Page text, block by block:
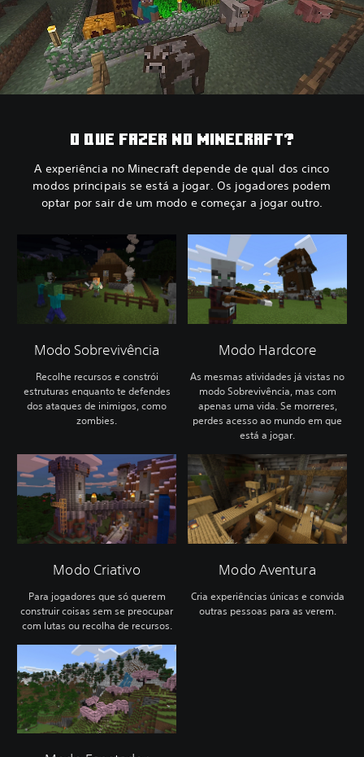
O QUE FAZER NO MINECRAFT?
A experiência no Minecraft depende de qual dos cinco
modos principais se está a jogar. Os jogadores podem
optar por sair de um modo e começar a jogar outro.
Modo Sobrevivência
Recolhe recursos e constrói
estruturas enquanto te defendes
dos ataques de inimigos, como
zombies.
Modo Hardcore
As mesmas atividades já vistas no
modo Sobrevivência, mas com
apenas uma vida. Se morreres,
perdes acesso ao mundo em que
está a jogar.
Modo Criativo
Para jogadores que só querem
construir coisas sem se preocupar
com lutas ou recolha de recursos.
Modo Aventura
Cria experiências únicas e convida
outras pessoas para as verem.